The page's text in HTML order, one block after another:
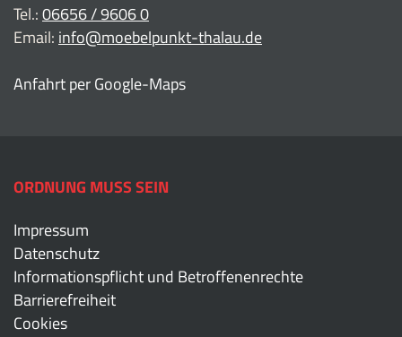
Tel.:06656 / 9606 0
Email: info@moebelpunkt-thalau.de
Anfahrt per Google-Maps
ORDNUNG MUSS SEIN
Impressum
Datenschutz
Informationspflicht und Betroffenenrechte
Barrierefreiheit
Cookies